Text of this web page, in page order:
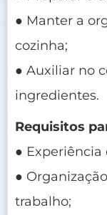
● Manter a
cozinha;
● Auxiliar no
ingredientes.
Requisitos
● Experiência
●
trabalho;